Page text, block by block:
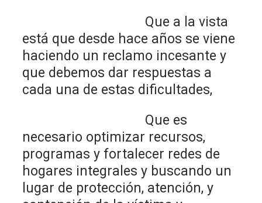
Que a la vista
está que desde hace años se viene
haciendo un reclamo incesante y
que debemos dar respuestas a
cada una de estas dificultades,
Que es
necesario optimizar recursos,
programas y fortalecer redes de
hogares integrales y buscando un
lugar de protección, atención, y